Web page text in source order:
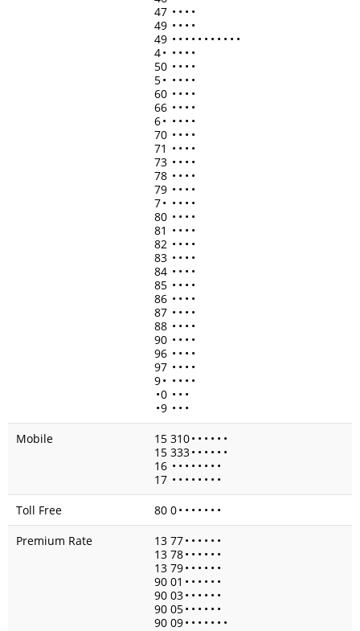
47 • • • •
49 • • • •
49 • • • • • • • • • • •
4• • • • •
50 • • • •
5• • • • •
60 • • • •
66 • • • •
6• • • • •
70 • • • •
71 • • • •
73 • • • •
78 • • • •
79 • • • •
7• • • • •
80 • • • •
81 • • • •
82 • • • •
83 • • • •
84 • • • •
85 • • • •
86 • • • •
87 • • • •
88 • • • •
90 • • • •
96 • • • •
97 • • • •
9• • • • •
•0 • • •
•9 • • •
Mobile
15 310• • • • • •
15 333• • • • • •
16 • • • • • • • •
17 • • • • • • • •
Toll Free
80 0• • • • • • •
Premium Rate
13 77• • • • • •
13 78• • • • • •
13 79• • • • • •
90 01 • • • • • •
90 03• • • • • •
90 05• • • • • •
90 09• • • • • • •